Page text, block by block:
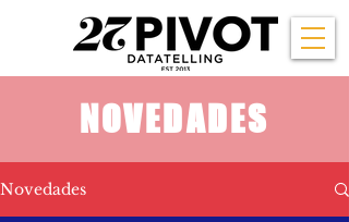
NOVEDADES
Novedades